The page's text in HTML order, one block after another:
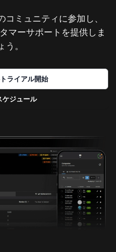
ミュニティに参加し、
マーサポートを提供しま
う。
ライアル開始
ケジュール